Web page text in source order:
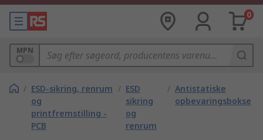
0
MPN
/ ESD-sikring, renrum
og
printfremstilling -
PCB
/ ESD
sikring
og
renrum
/ Antistatiske
opbevaringsbokse